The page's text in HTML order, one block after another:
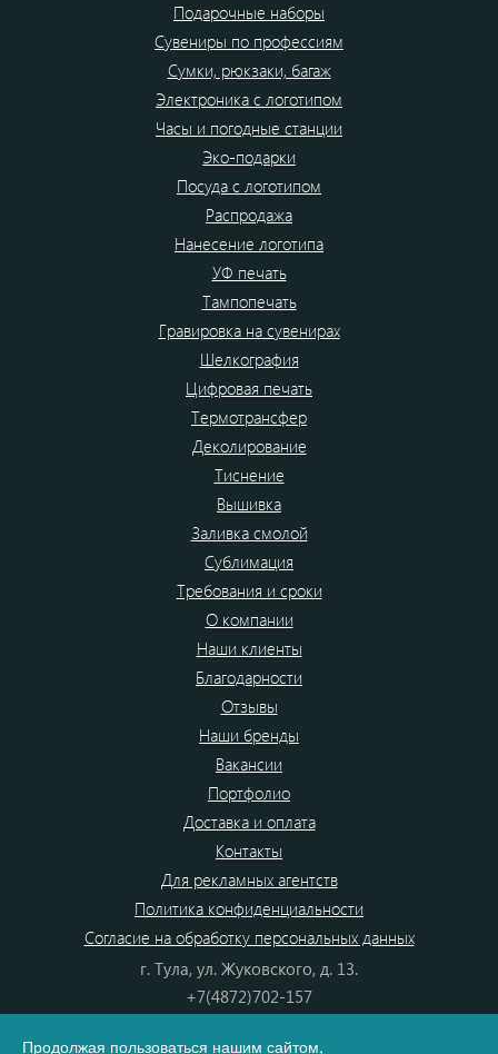
Подарочные наборы
Сувениры по профессиям
Сумки, рюкзаки, багаж
Электроника с логотипом
Часы и погодные станции
Эко-подарки
Посуда с логотипом
Распродажа
Нанесение логотипа
УФ печать
Тампопечать
Гравировка на сувенирах
Шелкография
Цифровая печать
Термотрансфер
Деколирование
Тиснение
Вышивка
Заливка смолой
Сублимация
Требования и сроки
О компании
Наши клиенты
Благодарности
Отзывы
Наши бренды
Вакансии
Портфолио
Доставка и оплата
Контакты
Для рекламных агентств
Политика конфиденциальности
Согласие на обработку персональных данных
г. Тула, ул. Жуковского, д. 13.
+7(4872)702-157
Продолжая пользоваться нашим сайтом,